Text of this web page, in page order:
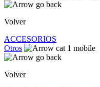
Volver
ACCESORIOS
Otros
Volver